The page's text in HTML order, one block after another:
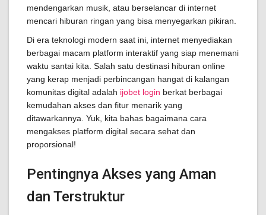
mendengarkan musik, atau berselancar di internet
mencari hiburan ringan yang bisa menyegarkan pikiran.
Di era teknologi modern saat ini, internet menyediakan
berbagai macam platform interaktif yang siap menemani
waktu santai kita. Salah satu destinasi hiburan online
yang kerap menjadi perbincangan hangat di kalangan
komunitas digital adalah ijobet login berkat berbagai
kemudahan akses dan fitur menarik yang
ditawarkannya. Yuk, kita bahas bagaimana cara
mengakses platform digital secara sehat dan
proporsional!
Pentingnya Akses yang Aman
dan Terstruktur